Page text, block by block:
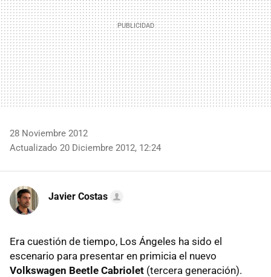
28 Noviembre 2012
Actualizado 20 Diciembre 2012, 12:24
Javier Costas
Era cuestión de tiempo, Los Ángeles ha sido el
escenario para presentar en primicia el nuevo
Volkswagen Beetle Cabriolet (tercera generación).